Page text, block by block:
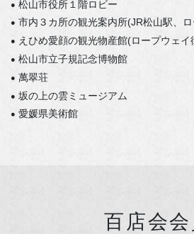
● 松山市役所１階ロビー
● 市内３カ所の観光案内所(JR松山駅、
● えひめ愛顔の観光物産館(ロープウェイ
● 松山市立子規記念博物館
● 萬翠荘
● 坂の上の雲ミュージアム
● 愛媛県美術館
百店会会